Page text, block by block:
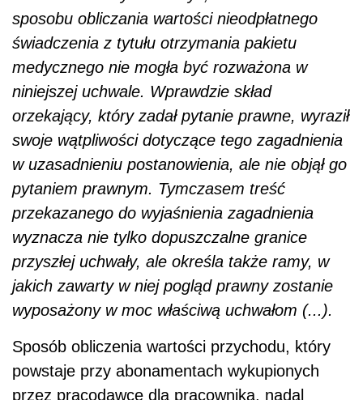
sposobu obliczania wartości nieodpłatnego
świadczenia z tytułu otrzymania pakietu
medycznego nie mogła być rozważona w
niniejszej uchwale. Wprawdzie skład
orzekający, który zadał pytanie prawne, wyraził
swoje wątpliwości dotyczące tego zagadnienia
w uzasadnieniu postanowienia, ale nie objął go
pytaniem prawnym. Tymczasem treść
przekazanego do wyjaśnienia zagadnienia
wyznacza nie tylko dopuszczalne granice
przyszłej uchwały, ale określa także ramy, w
jakich zawarty w niej pogląd prawny zostanie
wyposażony w moc właściwą uchwałom (...).
Sposób obliczenia wartości przychodu, który
powstaje przy abonamentach wykupionych
przez pracodawcę dla pracownika, nadal